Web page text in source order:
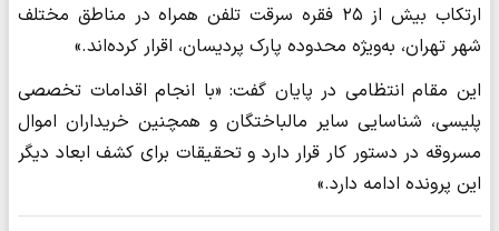
ارتکاب بیش از ۲۵ فقره سرقت تلفن همراه در مناطق مختلف
شهر تهران، به‌ویژه محدوده پارک پردیسان، اقرار کرده‌اند.»
این مقام انتظامی در پایان گفت: «با انجام اقدامات تخصصی
پلیسی، شناسایی سایر مالباختگان و همچنین خریداران اموال
مسروقه در دستور کار قرار دارد و تحقیقات برای کشف ابعاد دیگر
این پرونده ادامه دارد.»